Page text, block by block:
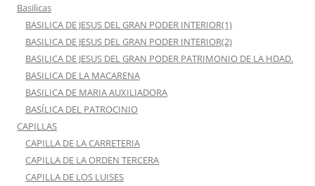
Basilicas
BASILICA DE JESUS DEL GRAN PODER INTERIOR(1)
BASILICA DE JESUS DEL GRAN PODER INTERIOR(2)
BASILICA DE JESUS DEL GRAN PODER PATRIMONIO DE LA HDAD.
BASILICA DE LA MACARENA
BASILICA DE MARIA AUXILIADORA
BASÍLICA DEL PATROCINIO
CAPILLAS
CAPILLA DE LA CARRETERIA
CAPILLA DE LA ORDEN TERCERA
CAPILLA DE LOS LUISES